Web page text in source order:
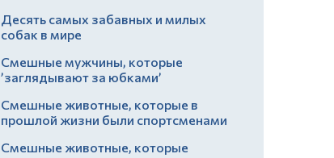
Десять самых забавных и милых
собак в мире
Смешные мужчины, которые
’заглядывают за юбками’
Смешные животные, которые в
прошлой жизни были спортсменами
Смешные животные, которые